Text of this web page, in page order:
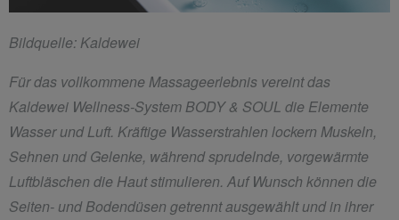
Bildquelle: Kaldewei
Für das vollkommene Massageerlebnis vereint das
Kaldewei Wellness-System BODY & SOUL die Elemente
Wasser und Luft. Kräftige Wasserstrahlen lockern Muskeln,
Sehnen und Gelenke, während sprudelnde, vorgewärmte
Luftbläschen die Haut stimulieren. Auf Wunsch können die
Seiten- und Bodendüsen getrennt ausgewählt und in ihrer